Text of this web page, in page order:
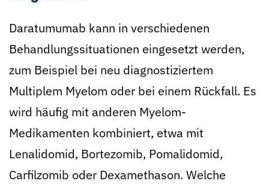
Daratumumab kann in verschiedenen
Behandlungssituationen eingesetzt werden,
zum Beispiel bei neu diagnostiziertem
Multiplem Myelom oder bei einem Rückfall. Es
wird häufig mit anderen Myelom-
Medikamenten kombiniert, etwa mit
Lenalidomid, Bortezomib, Pomalidomid,
Carfilzomib oder Dexamethason. Welche